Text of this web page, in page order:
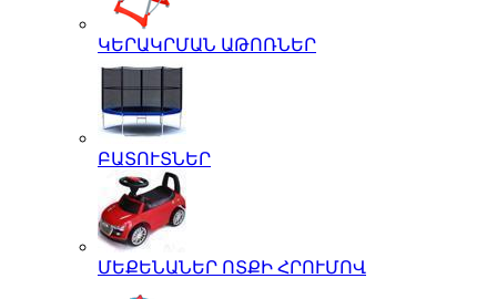
ԿԵՐԱԿՐՄԱՆ ԱԹՈՌՆԵՐ
ԲԱՏՈՒՏՆԵՐ
ՄԵՔԵՆԱՆԵՐ ՈՏՔԻ ՀՐՈՒՄՈՎ